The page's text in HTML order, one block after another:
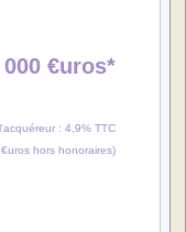
000 €uros*
: 4,9% TTC
hors honoraires)